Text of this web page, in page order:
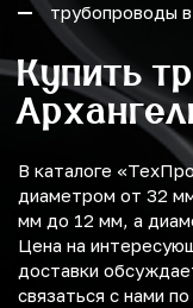
трубопроводы
Купить
В каталоге
диаметром от 32
мм до 12 мм, а
Цена на
доставки
связаться с нами